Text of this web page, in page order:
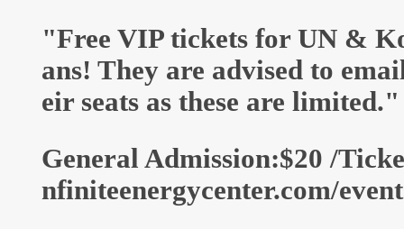
"Free VIP tickets for UN &
ans! They are advised to
eir seats as these are limited."
General Admission:$20 /
nfiniteenergycenter.com/